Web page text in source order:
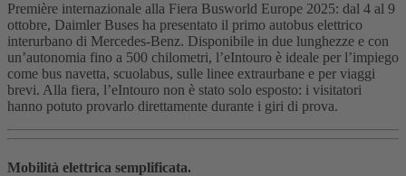
Première internazionale alla Fiera Busworld Europe 2025: dal 4 al 9
ottobre, Daimler Buses ha presentato il primo autobus elettrico
interurbano di Mercedes-Benz. Disponibile in due lunghezze e con
un’autonomia fino a 500 chilometri, l’eIntouro è ideale per l’impiego
come bus navetta, scuolabus, sulle linee extraurbane e per viaggi
brevi. Alla fiera, l’eIntouro non è stato solo esposto: i visitatori
hanno potuto provarlo direttamente durante i giri di prova.
Mobilità elettrica semplificata.